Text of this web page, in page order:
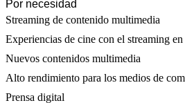
Por necesidad
Streaming de contenido multimedia
Experiencias de cine con el streaming
Nuevos contenidos multimedia
Alto rendimiento para los medios de
Prensa digital